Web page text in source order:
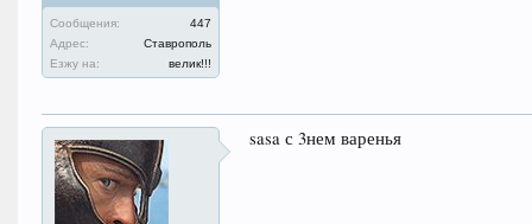
Сообщения:
447
Адрес:
Ставрополь
Езжу на:
велик!!!
sasa с 3нем варенья